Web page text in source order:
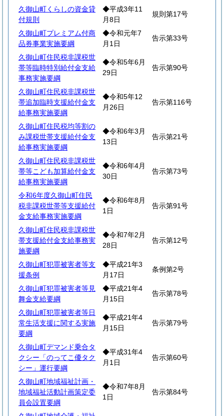
久御山町くらしの資金貸
付規則
◆平成3年11
月8日
規則第17号
久御山町プレミアム付商
品券事業実施要綱
◆令和元年7
月1日
告示第33号
久御山町住民税非課税世
帯等臨時特別給付金支給
事務実施要綱
◆令和5年6月
29日
告示第90号
久御山町住民税非課税世
帯追加臨時支援給付金支
給事務実施要綱
◆令和5年12
月26日
告示第116号
久御山町住民税均等割の
み課税世帯支援給付金支
給事務実施要綱
◆令和6年3月
13日
告示第21号
久御山町住民税非課税世
帯等こども加算給付金支
給事務実施要綱
◆令和6年4月
30日
告示第73号
令和6年度久御山町住民
税非課税世帯等支援給付
金支給事務実施要綱
◆令和6年8月
1日
告示第91号
久御山町住民税非課税世
帯支援給付金支給事務実
施要綱
◆令和7年2月
28日
告示第12号
久御山町犯罪被害者等支
援条例
◆平成21年3
月17日
条例第2号
久御山町犯罪被害者等見
舞金支給要綱
◆平成21年4
月15日
告示第78号
久御山町犯罪被害者等日
常生活支援に関する実施
要綱
◆平成21年4
月15日
告示第79号
久御山町デマンド乗合タ
クシー「のってこ優タク
シー」運行要綱
◆平成31年4
月1日
告示第60号
久御山町地域福祉計画・
地域福祉活動計画策定委
員会設置要綱
◆令和7年8月
1日
告示第84号